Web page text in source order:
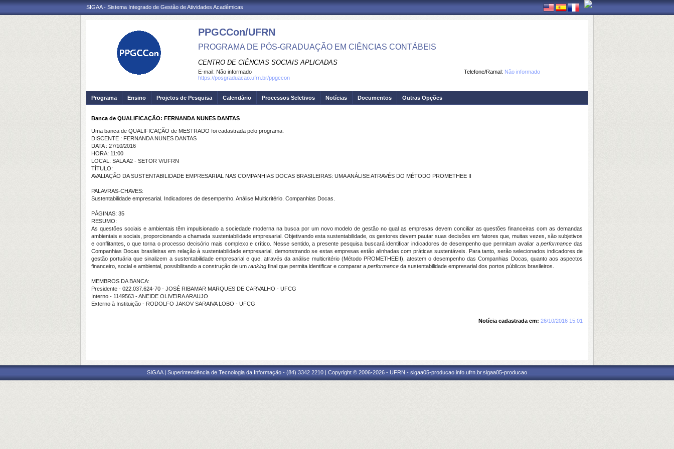
SIGAA - Sistema Integrado de Gestão de Atividades Acadêmicas
PPGCCon/UFRN
PROGRAMA DE PÓS-GRADUAÇÃO EM CIÊNCIAS CONTÁBEIS
CENTRO DE CIÊNCIAS SOCIAIS APLICADAS
Telefone/Ramal: Não informado
E-mail: Não informado
https://posgraduacao.ufrn.br/ppgccon
Programa Ensino Projetos de Pesquisa Calendário Processos Seletivos Notícias Documentos Outras Opções
Banca de QUALIFICAÇÃO: FERNANDA NUNES DANTAS
Uma banca de QUALIFICAÇÃO de MESTRADO foi cadastrada pelo programa.
DISCENTE : FERNANDA NUNES DANTAS
DATA : 27/10/2016
HORA: 11:00
LOCAL: SALA A2 - SETOR V/UFRN
TÍTULO:
AVALIAÇÃO DA SUSTENTABILIDADE EMPRESARIAL NAS COMPANHIAS DOCAS BRASILEIRAS: UMA ANÁLISE ATRAVÉS DO MÉTODO PROMETHEE II
PALAVRAS-CHAVES:
Sustentabilidade empresarial. Indicadores de desempenho. Análise Multicritério. Companhias Docas.
PÁGINAS: 35
RESUMO:
As questões sociais e ambientais têm impulsionado a sociedade moderna na busca por um novo modelo de gestão no qual as empresas devem conciliar as questões financeiras com as demandas
ambientais e sociais, proporcionando a chamada sustentabilidade empresarial. Objetivando esta sustentabilidade, os gestores devem pautar suas decisões em fatores que, muitas vezes, são subjetivos
e conflitantes, o que torna o processo decisório mais complexo e crítico. Nesse sentido, a presente pesquisa buscará identificar indicadores de desempenho que permitam avaliar aperformance das
Companhias Docas brasileiras em relação à sustentabilidade empresarial, demonstrando se estas empresas estão alinhadas com práticas sustentáveis. Para tanto, serão selecionados indicadores de
gestão portuária que sinalizem a sustentabilidade empresarial e que, através da análise multicritério (Método PROMETHEEII), atestem o desempenho das Companhias Docas, quanto aos aspectos
financeiro, social e ambiental, possibilitando a construção de um ranking final que permita identificar e comparar a performance da sustentabilidade empresarial dos portos públicos brasileiros.
MEMBROS DA BANCA:
Presidente - 022.037.624-70 - JOSÉ RIBAMAR MARQUES DE CARVALHO - UFCG
Interno - 1149563 - ANEIDE OLIVEIRA ARAUJO
Externo à Instituição - RODOLFO JAKOV SARAIVA LOBO - UFCG
Notícia cadastrada em: 26/10/2016 15:01
SIGAA | Superintendência de Tecnologia da Informação - (84) 3342 2210 | Copyright © 2006-2026 - UFRN - sigaa05-producao.info.ufrn.br.sigaa05-producao